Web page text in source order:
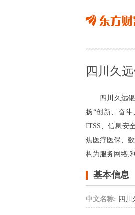
四川久
四川久远
扬“创新、奋
ITSS、信息安
焦医疗医保、
构为服务网络,
基本信息
中文名称: 四川